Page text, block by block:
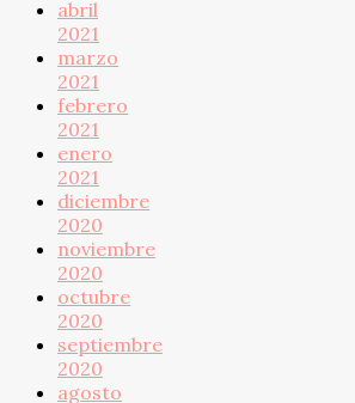
abril
2021
marzo
2021
febrero
2021
enero
2021
diciembre
2020
noviembre
2020
octubre
2020
septiembre
2020
agosto